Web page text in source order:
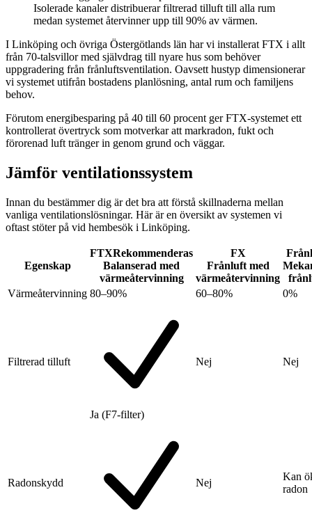
Isolerade kanaler distribuerar filtrerad tilluft till alla rum
medan systemet återvinner upp till 90% av värmen.
I Linköping och övriga Östergötlands län har vi installerat FTX i allt
från 70-talsvillor med självdrag till nyare hus som behöver
uppgradering från frånluftsventilation. Oavsett hustyp dimensionerar
vi systemet utifrån bostadens planlösning, antal rum och familjens
behov.
Förutom energibesparing på 40 till 60 procent ger FTX-systemet ett
kontrollerat övertryck som motverkar att markradon, fukt och
förorenad luft tränger in genom grund och väggar.
Jämför ventilationssystem
Innan du bestämmer dig är det bra att förstå skillnaderna mellan
vanliga ventilationslösningar. Här är en översikt av systemen vi
oftast stöter på vid hembesök i Linköping.
Egenskap
FTXRekommenderas
Balanserad med
värmeåtervinning
FX
Frånluft med
värmeåtervinning
Värmeåtervinning 80–90% 60–80% 0%
Filtrerad tilluft
Ja (F7-filter)
Nej Nej
Radonskydd Nej
Kan
radon